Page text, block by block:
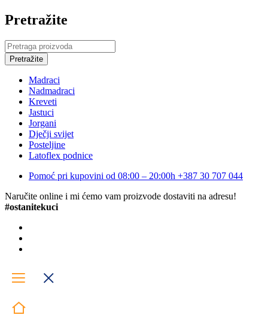
Pretražite
Madraci
Nadmadraci
Kreveti
Jastuci
Jorgani
Dječji svijet
Posteljine
Latoflex podnice
Pomoć pri kupovini od 08:00 – 20:00h +387 30 707 044
Naručite online i mi ćemo vam proizvode dostaviti na adresu!
#ostanitekuci